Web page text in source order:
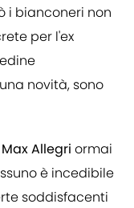
i bianconeri non
per l'ex
novità, sono
Max Allegri ormai
è incedibile
soddisfacenti